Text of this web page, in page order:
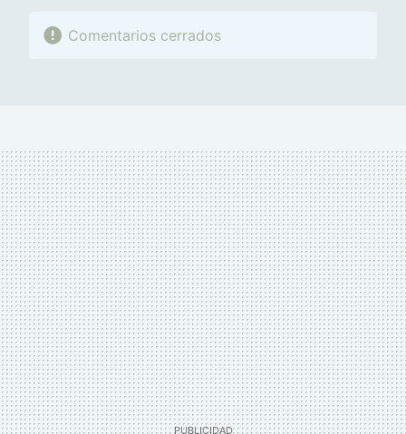
Comentarios cerrados